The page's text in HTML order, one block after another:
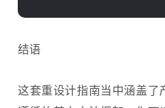
结语
这套重设计指南当中涵盖